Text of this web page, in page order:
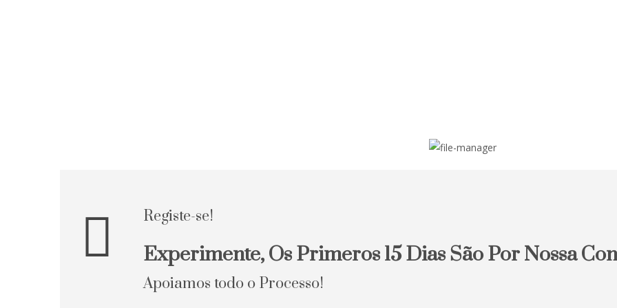
Registe-se!
Experimente, Os Primeros 15 Dias São Por Nossa
Apoiamos todo o Processo!